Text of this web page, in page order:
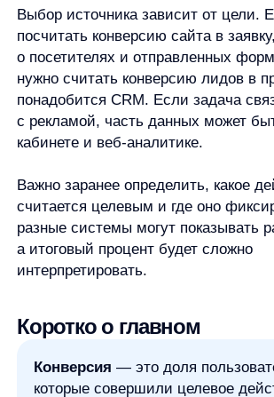
Свяжитесь со мной
Продукты
anyQuery
anyImages
Материалы
Блог
Сведения
об IT-деятельности
Контакты
any-hello@tbank.ru
support@diginetica.com
+7 (985) 674-48-98
Документы
Реквизиты
Политика обработки персональных данных
Согласие на обработку персональных